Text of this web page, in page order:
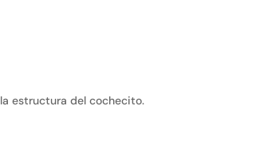
estructura del cochecito.